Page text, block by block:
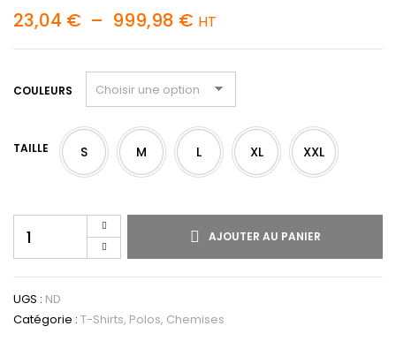
23,04 € – 999,98 € HT
COULEURS
TAILLE S M L XL XXL
AJOUTER AU PANIER
UGS : ND
Catégorie : T-Shirts, Polos, Chemises